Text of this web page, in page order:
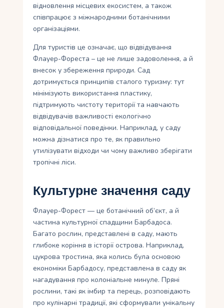
відновлення місцевих екосистем, а також
співпрацює з міжнародними ботанічними
організаціями.
Для туристів це означає, що відвідування
Флауер-Фореста – це не лише задоволення, а й
внесок у збереження природи. Сад
дотримується принципів сталого туризму: тут
мінімізують використання пластику,
підтримують чистоту території та навчають
відвідувачів важливості екологічно
відповідальної поведінки. Наприклад, у саду
можна дізнатися про те, як правильно
утилізувати відходи чи чому важливо зберігати
тропічні ліси.
Культурне значення саду
Флауер-Форест — це ботанічний об’єкт, а й
частина культурної спадщини Барбадоса.
Багато рослин, представлені в саду, мають
глибоке коріння в історії острова. Наприклад,
цукрова тростина, яка колись була основою
економіки Барбадосу, представлена ​​в саду як
нагадування про колоніальне минуле. Пряні
рослини, такі як імбир та перець, розповідають
про кулінарні традиції, які сформували унікальну